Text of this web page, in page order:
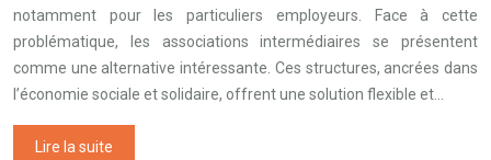
notamment pour les particuliers employeurs. Face à cette
problématique, les associations intermédiaires se présentent
comme une alternative intéressante. Ces structures, ancrées dans
l’économie sociale et solidaire, offrent une solution flexible et…
Lire la suite